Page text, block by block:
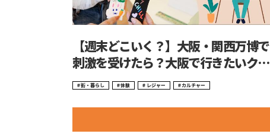
【週末どこいく？】大阪・関西万博で
刺激を受けたら？大阪で行きたいクリ
エイティブスポット
街・暮らし 体験 レジャー カルチャー